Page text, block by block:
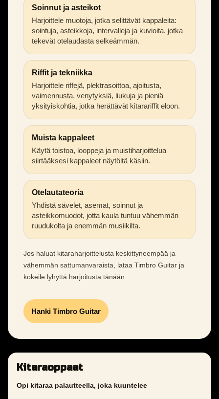
Soinnut ja asteikot
Harjoittele muotoja, jotka selittävät kappaleita:
sointuja, asteikkoja, intervalleja ja kuvioita, jotka
tekevät otelaudasta selkeämmän.
Riffit ja tekniikka
Harjoittele riffejä, plektrasoittoa, ajoitusta,
vaimennusta, venytyksiä, liukuja ja pieniä
yksityiskohtia, jotka herättävät kitarariffit eloon.
Muista kappaleet
Käytä toistoa, looppeja ja muistiharjoittelua
siirtääksesi kappaleet näytöltä käsiin.
Otelautateoria
Yhdistä sävelet, asemat, soinnut ja
asteikkomuodot, jotta kaula tuntuu vähemmän
ruudukolta ja enemmän musiikilta.
Jos haluat kitaraharjoittelusta keskittyneempää ja
vähemmän sattumanvaraista, lataa Timbro Guitar ja
kokeile lyhyttä harjoitusta tänään.
Hanki Timbro Guitar
Kitaraoppaat
Opi kitaraa palautteella, joka kuuntelee